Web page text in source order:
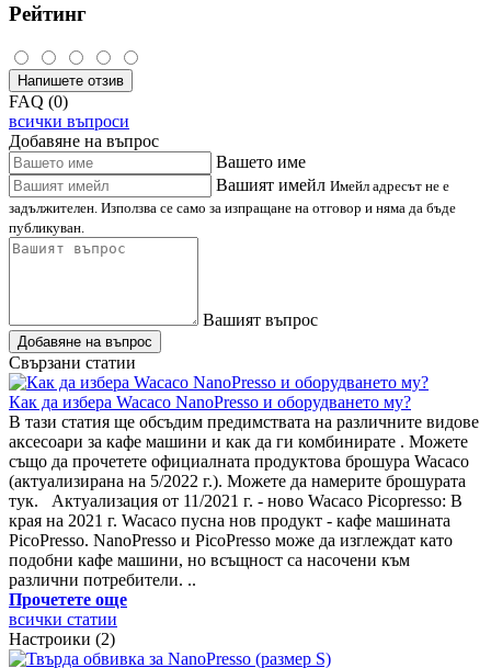
Рейтинг
Напишете отзив
FAQ (0)
всички въпроси
Добавяне на въпрос
Вашето име
Вашият имейл Имейл адресът не е
задължителен. Използва се само за изпращане на отговор и няма да бъде
публикуван.
Вашият въпрос
Добавяне на въпрос
Свързани статии
Как да избера Wacaco NanoPresso и оборудването му?
В тази статия ще обсъдим предимствата на различните видове
аксесоари за кафе машини и как да ги комбинирате . Можете
също да прочетете официалната продуктова брошура Wacaco
(актуализирана на 5/2022 г.). Можете да намерите брошурата
тук. Актуализация от 11/2021 г. - ново Wacaco Picopresso: В
края на 2021 г. Wacaco пусна нов продукт - кафе машината
PicoPresso. NanoPresso и PicoPresso може да изглеждат като
подобни кафе машини, но всъщност са насочени към
различни потребители. ..
Прочетете още
всички статии
Настроики (2)